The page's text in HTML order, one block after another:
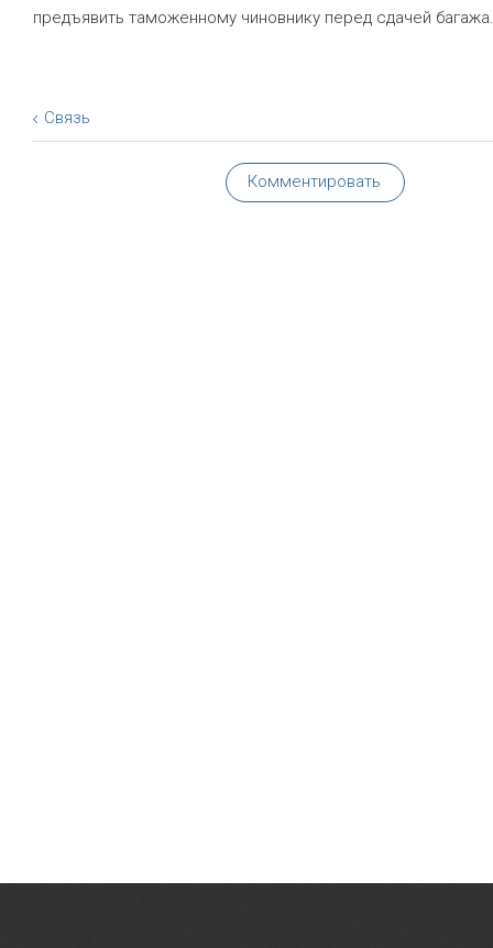
предъявить таможенному чиновнику перед сдачей багажа.
Связь
Комментировать